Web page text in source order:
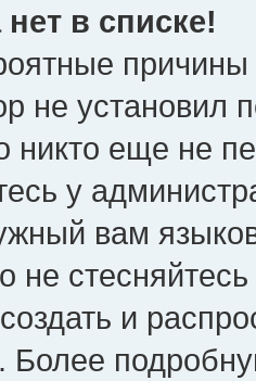
в списке!
причины
не установил
никто еще не
у
вам
не
и
Более